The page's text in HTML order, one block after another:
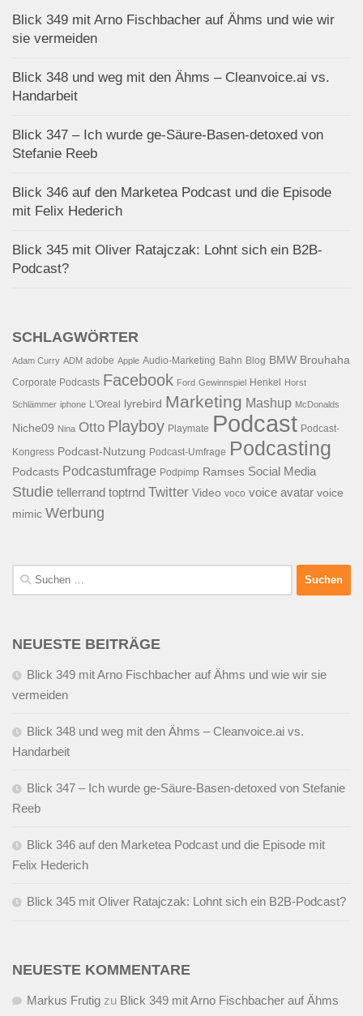
Blick 349 mit Arno Fischbacher auf Ähms und wie wir
sie vermeiden
Blick 348 und weg mit den Ähms – Cleanvoice.ai vs.
Handarbeit
Blick 347 – Ich wurde ge-Säure-Basen-detoxed von
Stefanie Reeb
Blick 346 auf den Marketea Podcast und die Episode
mit Felix Hederich
Blick 345 mit Oliver Ratajczak: Lohnt sich ein B2B-
Podcast?
SCHLAGWÖRTER
Adam Curry ADM adobe Apple Audio-Marketing Bahn Blog BMW Brouhaha
Corporate Podcasts Facebook Ford Gewinnspiel Henkel Horst
Schlämmer iphone L'Oreal lyrebird Marketing Mashup McDonalds
Niche09 Nina Otto Playboy Playmate Podcast Podcast-
Kongress Podcast-Nutzung Podcast-Umfrage Podcasting
Podcasts Podcastumfrage Podpimp Ramses Social Media
Studie tellerrand toptrnd Twitter Video voco voice avatar voice
mimic Werbung
Suchen
nach:
NEUESTE BEITRÄGE
Blick 349 mit Arno Fischbacher auf Ähms und wie wir sie
vermeiden
Blick 348 und weg mit den Ähms – Cleanvoice.ai vs.
Handarbeit
Blick 347 – Ich wurde ge-Säure-Basen-detoxed von Stefanie
Reeb
Blick 346 auf den Marketea Podcast und die Episode mit
Felix Hederich
Blick 345 mit Oliver Ratajczak: Lohnt sich ein B2B-Podcast?
NEUESTE KOMMENTARE
Markus Frutig zu Blick 349 mit Arno Fischbacher auf Ähms